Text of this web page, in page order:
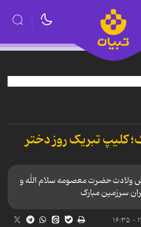
کلیپ تبریک روز دختر
ولادت حضرت معصومه سلام الله و
سرزمین مبارک